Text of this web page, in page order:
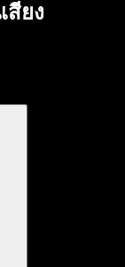
สียง